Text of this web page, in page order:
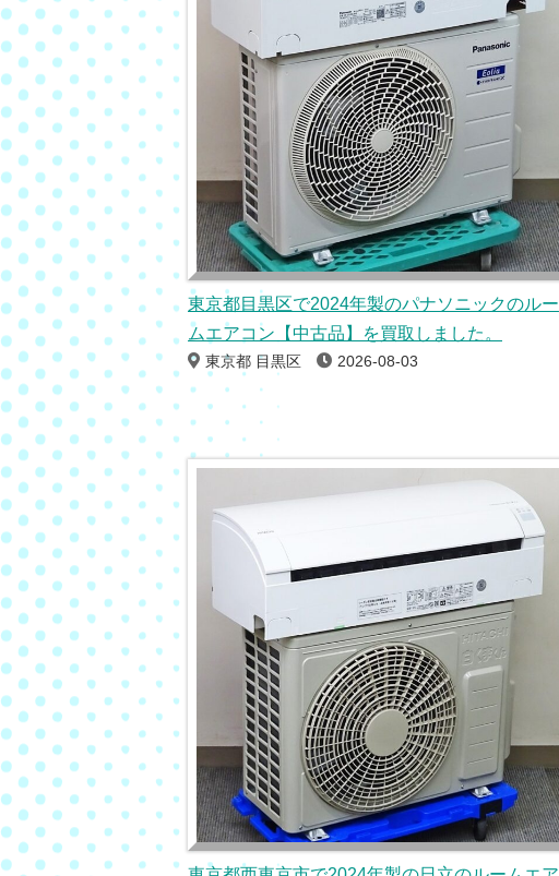
東京都目黒区で2024年製のパナソニックのルー
ムエアコン【中古品】を買取しました。
東京都 目黒区 2026-08-03